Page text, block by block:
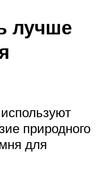
лучше
природного
для